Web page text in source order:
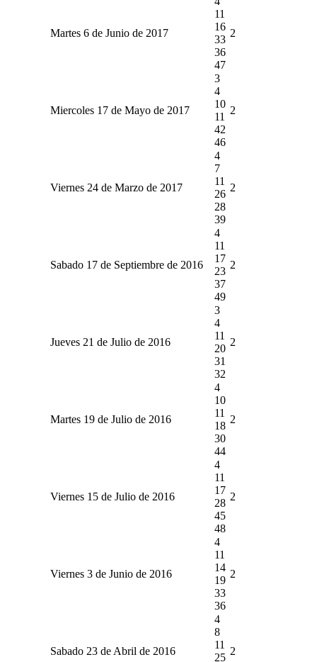
Martes 6 de Junio de 2017
11
16
33
36
47
2
Miercoles 17 de Mayo de 2017
3
4
10
11
42
46
2
Viernes 24 de Marzo de 2017
4
7
11
26
28
39
2
Sabado 17 de Septiembre de 2016
4
11
17
23
37
49
2
Jueves 21 de Julio de 2016
3
4
11
20
31
32
2
Martes 19 de Julio de 2016
4
10
11
18
30
44
2
Viernes 15 de Julio de 2016
4
11
17
28
45
48
2
Viernes 3 de Junio de 2016
4
11
14
19
33
36
2
Sabado 23 de Abril de 2016
4
8
11
25
2